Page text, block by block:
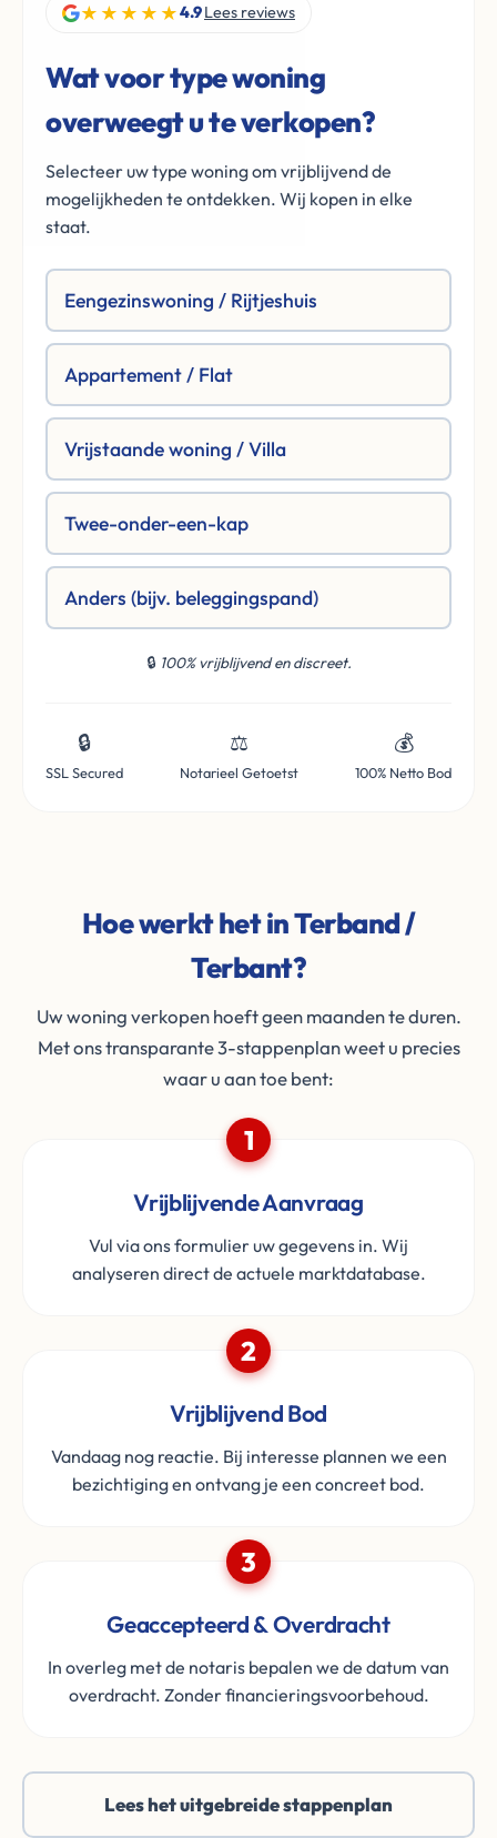
★★★★★4.9Lees reviews
Wat voor type woning
overweegt u te verkopen?
Selecteer uw type woning om vrijblijvend de
mogelijkheden te ontdekken. Wij kopen in elke
staat.
Eengezinswoning / Rijtjeshuis
Appartement / Flat
Vrijstaande woning / Villa
Twee-onder-een-kap
Anders (bijv. beleggingspand)
🔒 100% vrijblijvend en discreet.
🔒
SSL Secured
⚖️
Notarieel Getoetst
💰
100% Netto Bod
Hoe werkt het in Terband /
Terbant?
Uw woning verkopen hoeft geen maanden te duren.
Met ons transparante 3-stappenplan weet u precies
waar u aan toe bent:
1
Vrijblijvende Aanvraag
Vul via ons formulier uw gegevens in. Wij
analyseren direct de actuele marktdatabase.
2
Vrijblijvend Bod
Vandaag nog reactie. Bij interesse plannen we een
bezichtiging en ontvang je een concreet bod.
3
Geaccepteerd & Overdracht
In overleg met de notaris bepalen we de datum van
overdracht. Zonder financieringsvoorbehoud.
Lees het uitgebreide stappenplan